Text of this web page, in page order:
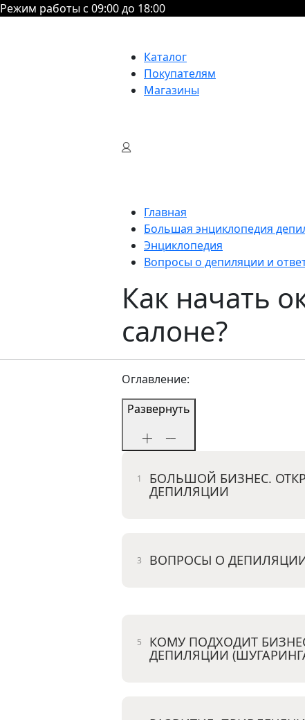
Режим работы с 09:00 до 18:00
Каталог
Покупателям
Магазины
Главная
Большая энциклопедия
Энциклопедия
Вопросы о депиляции и
Как начать
салоне?
Оглавление:
Развернуть
БОЛЬШОЙ БИЗНЕС.
ДЕПИЛЯЦИИ
ВОПРОСЫ О
КОМУ ПОДХОДИТ
ДЕПИЛЯЦИИ